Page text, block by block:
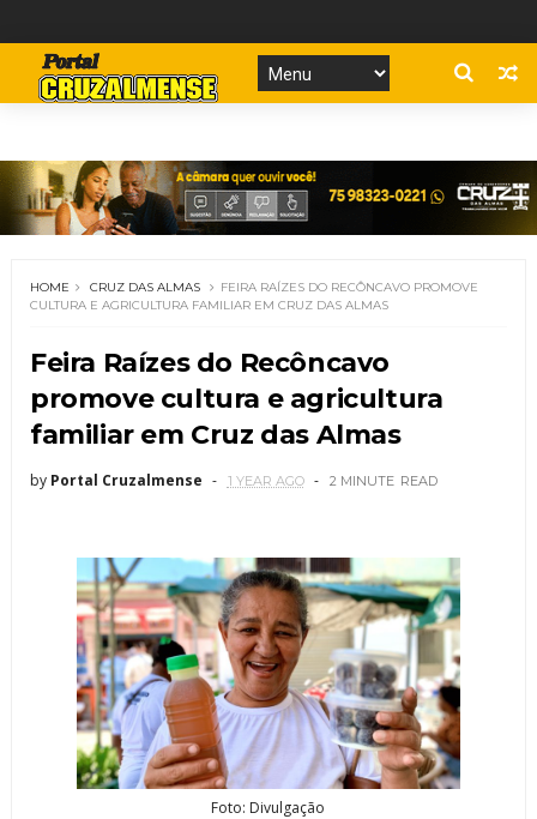
HOME CRUZ DAS ALMAS
FEIRA RAÍZES DO RECÔNCAVO PROMOVE
CULTURA E AGRICULTURA FAMILIAR EM CRUZ DAS ALMAS
Feira Raízes do Recôncavo
promove cultura e agricultura
familiar em Cruz das Almas
by Portal Cruzalmense 1 YEAR AGO 2 MINUTE READ
Foto: Divulgação